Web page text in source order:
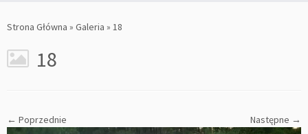
Strona Główna » Galeria » 18
18
← Poprzednie Następne →